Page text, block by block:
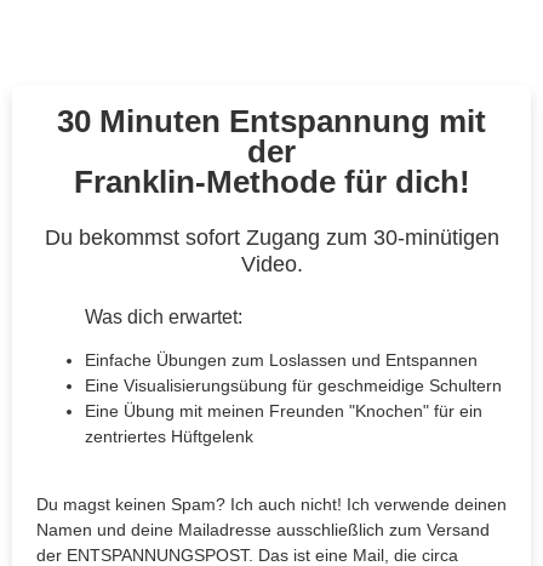
30 Minuten Entspannung mit
der
Franklin-Methode für dich!
Du bekommst sofort Zugang zum 30-minütigen
Video.
Was dich erwartet:
Einfache Übungen zum Loslassen und Entspannen
Eine Visualisierungsübung für geschmeidige Schultern
Eine Übung mit meinen Freunden "Knochen" für ein
zentriertes Hüftgelenk
Du magst keinen Spam? Ich auch nicht! Ich verwende deinen
Namen und deine Mailadresse ausschließlich zum Versand
der ENTSPANNUNGSPOST. Das ist eine Mail, die circa